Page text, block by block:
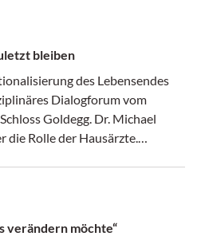
bleiben
des Lebensendes
Dialogforum vom
der Hausärzte.
verändern möchte“